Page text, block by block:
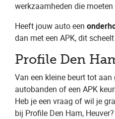
werkzaamheden die
Heeft jouw auto een
dan met een APK, dit
Profile Den
Van een kleine beurt tot
autobanden of een APK
Heb je een vraag of wil je
bij Profile Den Ham,